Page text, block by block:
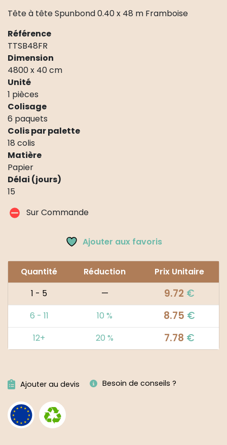
Tête à tête Spunbond 0.40 x 48 m Framboise
Référence
TTSB48FR
Dimension
4800 x 40 cm
Unité
1 pièces
Colisage
6 paquets
Colis par palette
18 colis
Matière
Papier
Délai (jours)
15
Sur Commande
Ajouter aux favoris
Quantité Réduction
Prix Unitaire
1 - 5
— 9.72 €
6 - 11 10 % 8.75 €
12+ 20 % 7.78 €
Ajouter au devis Besoin de conseils ?